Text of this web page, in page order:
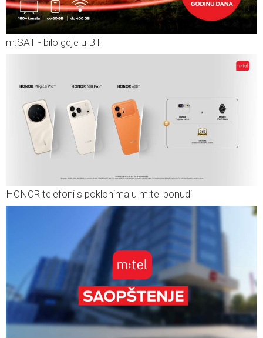
m:SAT - bilo gdje u BiH
HONOR telefoni s poklonima u m:tel ponudi